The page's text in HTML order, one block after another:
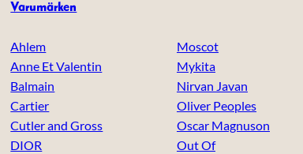
Varumärken
Ahlem
Anne Et Valentin
Balmain
Cartier
Cutler and Gross
DIOR
Moscot
Mykita
Nirvan Javan
Oliver Peoples
Oscar Magnuson
Out Of